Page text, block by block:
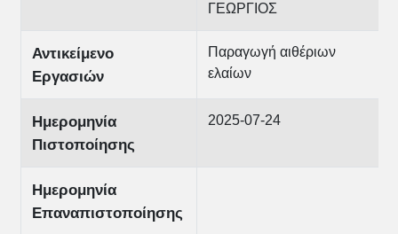
ΓΕΩΡΓΙΟΣ
Αντικείμενο
Εργασιών
Παραγωγή αιθέριων
ελαίων
Ημερομηνία
Πιστοποίησης
2025-07-24
Ημερομηνία
Επαναπιστοποίησης